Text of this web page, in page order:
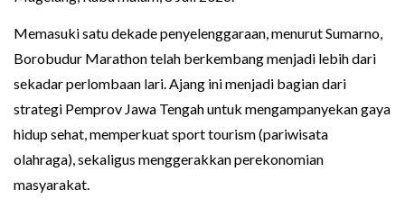
Memasuki satu dekade penyelenggaraan, menurut Sumarno,
Borobudur Marathon telah berkembang menjadi lebih dari
sekadar perlombaan lari. Ajang ini menjadi bagian dari
strategi Pemprov Jawa Tengah untuk mengampanyekan gaya
hidup sehat, memperkuat sport tourism (pariwisata
olahraga), sekaligus menggerakkan perekonomian
masyarakat.